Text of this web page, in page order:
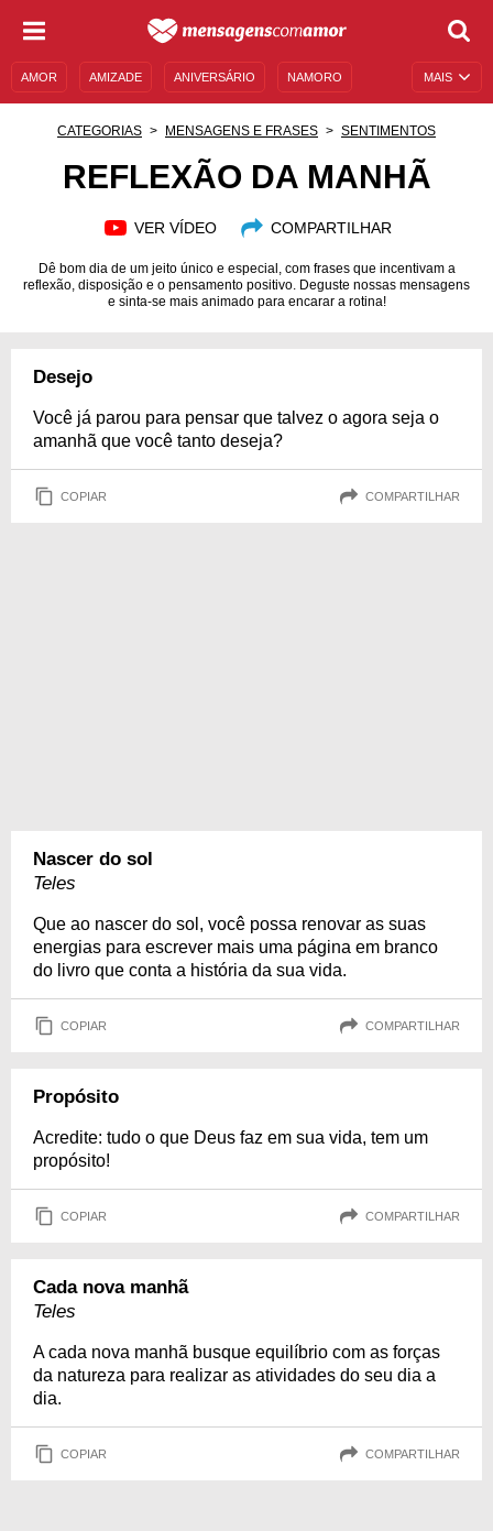
MAIS
AMOR AMIZADE ANIVERSÁRIO NAMORO
AUTOAJUDA
CATEGORIAS MENSAGENS E FRASES SENTIMENTOS
REFLEXÃO DA MANHÃ
VER VÍDEO COMPARTILHAR
Dê bom dia de um jeito único e especial, com frases que incentivam a
reflexão, disposição e o pensamento positivo. Deguste nossas mensagens
e sinta-se mais animado para encarar a rotina!
Desejo
Você já parou para pensar que talvez o agora seja o
amanhã que você tanto deseja?
COPIAR COMPARTILHAR
Nascer do sol
Teles
Que ao nascer do sol, você possa renovar as suas
energias para escrever mais uma página em branco
do livro que conta a história da sua vida.
COPIAR COMPARTILHAR
Propósito
Acredite: tudo o que Deus faz em sua vida, tem um
propósito!
COPIAR COMPARTILHAR
Cada nova manhã
Teles
A cada nova manhã busque equilíbrio com as forças
da natureza para realizar as atividades do seu dia a
dia.
COPIAR COMPARTILHAR